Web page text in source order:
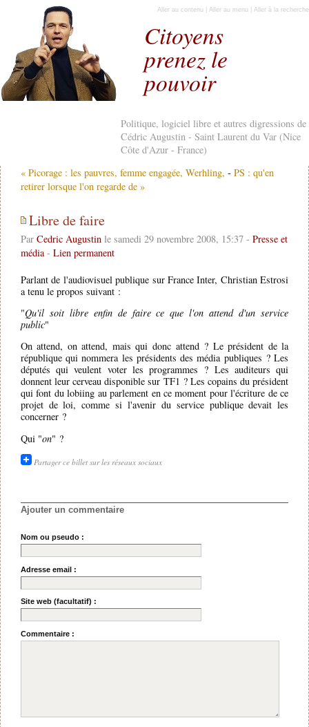
Citoyens
prenez le
pouvoir
Politique, logiciel libre et autres digressions de
Cédric Augustin - Saint Laurent du Var (Nice
Côte d'Azur - France)
Aller au contenu Aller au menu Aller à la recherche
« Picorage : les pauvres, femme engagée, Werhling, - PS : qu'en
retirer lorsque l'on regarde de »
Libre de faire
Par Cedric Augustinle samedi 29 novembre 2008, 15:37 - Presse et
média- Lien permanent
Parlant de l'audiovisuel publique sur France Inter, Christian Estrosi
a tenu le propos suivant :
"Qu'il soit libre enfin de faire ce que l'on attend d'un service
public"
On attend, on attend, mais qui donc attend ? Le président de la
république qui nommera les présidents des média publiques ? Les
députés qui veulent voter les programmes ? Les auditeurs qui
donnent leur cerveau disponible sur TF1 ? Les copains du président
qui font du lobiing au parlement en ce moment pour l'écriture de ce
projet de loi, comme si l'avenir du service publique devait les
concerner ?
Qui "on" ?
Partager ce billet sur les réseaux sociaux
Ajouter un commentaire
Nom ou pseudo :
Adresse email :
Site web (facultatif) :
Commentaire :